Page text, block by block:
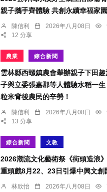
親子攜手齊體驗 共創永續幸福家
陳信利 2026年八月08日
12 分享
農業 綜合新聞
雲林縣西螺鎮農會舉辦親子下田
子與立委張嘉郡等人體驗水稻一
粒米背後農民的辛勞！
陳信利 2026年八月08日
13 分享
綜合新聞 文教
2026潮流文化藝術祭《街頭造浪
重頭戲8月22、23日引爆中興文創
林欣怡 2026年八月08日